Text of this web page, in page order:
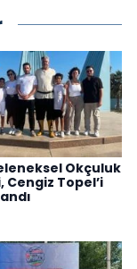
Okçuluk
Cengiz Topel’i